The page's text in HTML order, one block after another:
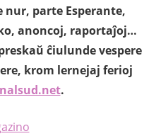
nur, parte Esperante,
anoncoj, raportaĵoj…
ĉiulunde vespere
krom lernejaj ferioj
.